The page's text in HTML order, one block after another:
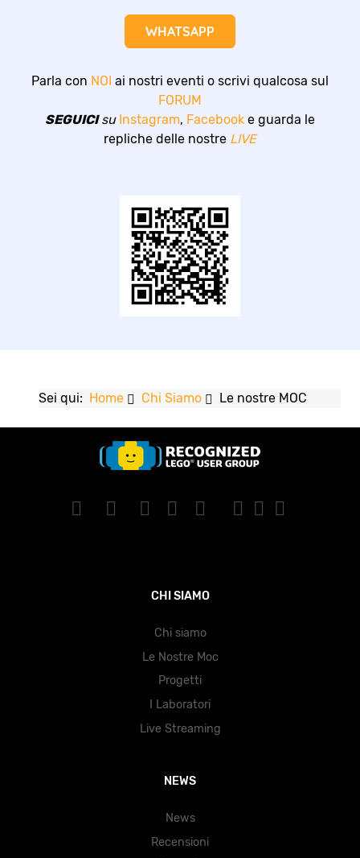
WHATSAPP
Parla con NOI ai nostri eventi o scrivi qualcosa sul
FORUM
SEGUICIsu Instagram, Facebook e guarda le
repliche delle nostre LIVE
Sei qui: Home Chi Siamo Le nostre MOC
CHI SIAMO
Chi siamo
Le Nostre Moc
Progetti
I Laboratori
Live Streaming
NEWS
News
Recensioni